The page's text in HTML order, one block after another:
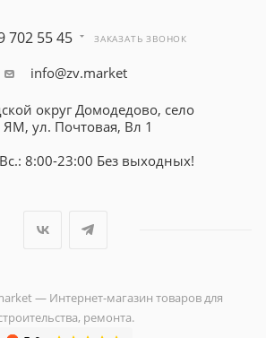
702 55 45 ЗАКАЗАТЬ ЗВОНОК
info@zv.market
округ Домодедово, село
ЯМ, ул. Почтовая, Вл 1
8:00-23:00 Без выходных!
— Интернет-магазин товаров для
ремонта.